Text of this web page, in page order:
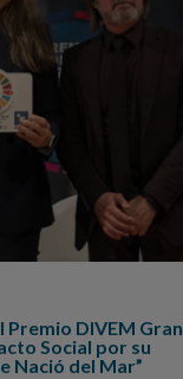
Premio DIVEM Gran
Social por su
Nació del Mar”